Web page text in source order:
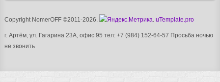
Copyright NomerOFF ©2011-2026. . uTemplate.pro
г. Артём, ул. Гагарина 23А, офис 95 тел: +7 (984) 152-64-57 Просьба ночью
не звонить